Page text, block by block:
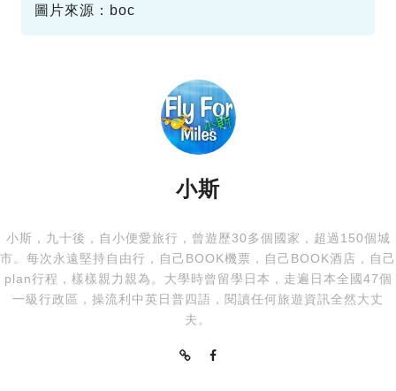
圖片來源：boc
小斯
小斯，九十後，自小便愛旅行，曾遊歷30多個國家，超過150個城
市。每次永遠堅持自由行，自己BOOK機票，自己BOOK酒店，自己
plan行程，樣樣親力親為。大學時曾留學日本，走遍日本全國47個
一級行政區，操流利中英日普四語，閱讀任何旅遊資訊全然大丈
夫。